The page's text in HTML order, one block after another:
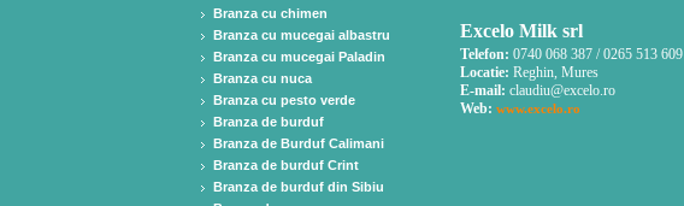
Branza cu chimen
Branza cu mucegai albastru
Branza cu mucegai Paladin
Branza cu nuca
Branza cu pesto verde
Branza de burduf
Branza de Burduf Calimani
Branza de burduf Crint
Branza de burduf din Sibiu
Excelo Milk srl
Telefon: 0740 068 387 / 0265 513 609
Locatie: Reghin, Mures
E-mail: claudiu@excelo.ro
Web: www.excelo.ro